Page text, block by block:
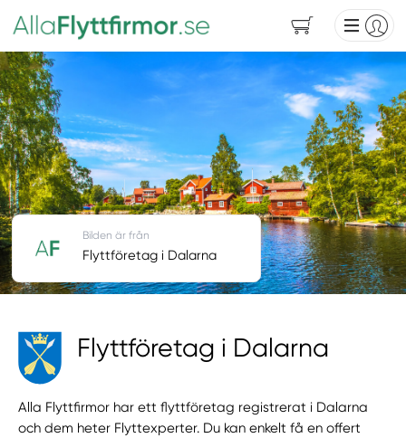
Flyttföretag i Dalarna
Alla Flyttfirmor har ett flyttföretag registrerat i Dalarna
och dem heter Flyttexperter. Du kan enkelt få en offert
Bilden är från
Flyttföretag i Dalarna